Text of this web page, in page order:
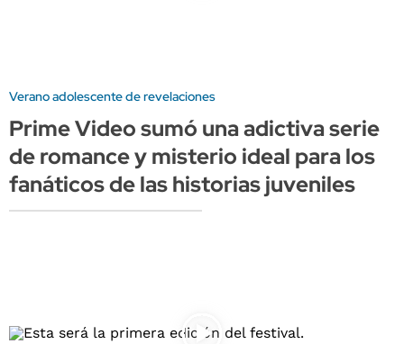
Verano adolescente de revelaciones
Prime Video sumó una adictiva serie
de romance y misterio ideal para los
fanáticos de las historias juveniles